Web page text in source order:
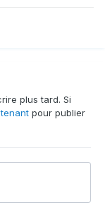
plus tard. Si
pour publier